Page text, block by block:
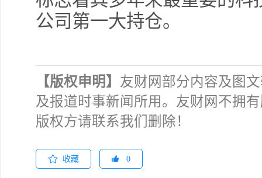
公司第一大持仓。
【版权申明】 友财网部分内容及图
及报道时事新闻所用。友财网不拥
版权方请联系我们删除！
收藏 0